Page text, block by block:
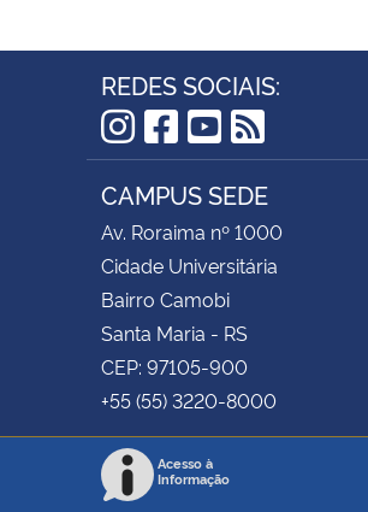
REDES SOCIAIS:
Instagram
Facebook
YouTube
RSS
CAMPUS SEDE
Av. Roraima nº 1000
Cidade Universitária
Bairro Camobi
Santa Maria - RS
CEP: 97105-900
+55 (55) 3220-8000
Acesso à
Informação